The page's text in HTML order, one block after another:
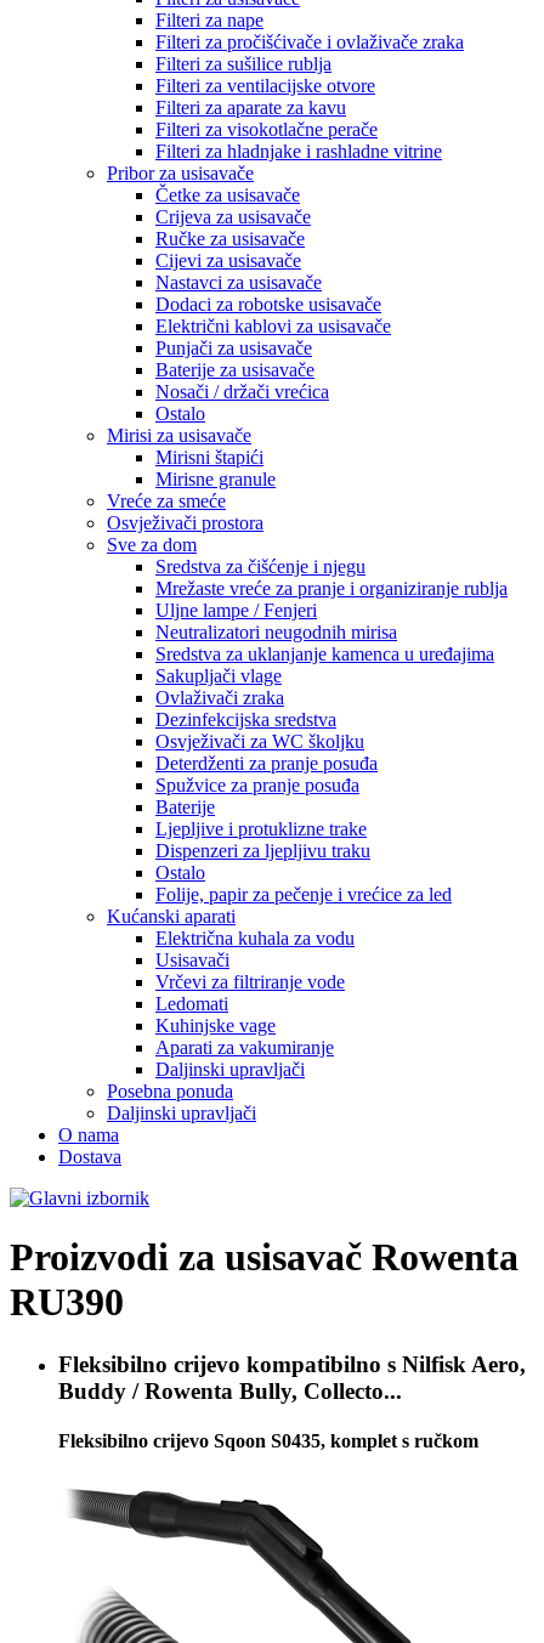
Filteri za nape
Filteri za pročišćivače i ovlaživače zraka
Filteri za sušilice rublja
Filteri za ventilacijske otvore
Filteri za aparate za kavu
Filteri za visokotlačne perače
Filteri za hladnjake i rashladne vitrine
Pribor za usisavače
Četke za usisavače
Crijeva za usisavače
Ručke za usisavače
Cijevi za usisavače
Nastavci za usisavače
Dodaci za robotske usisavače
Električni kablovi za usisavače
Punjači za usisavače
Baterije za usisavače
Nosači / držači vrećica
Ostalo
Mirisi za usisavače
Mirisni štapići
Mirisne granule
Vreće za smeće
Osvježivači prostora
Sve za dom
Sredstva za čišćenje i njegu
Mrežaste vreće za pranje i organiziranje rublja
Uljne lampe / Fenjeri
Neutralizatori neugodnih mirisa
Sredstva za uklanjanje kamenca u uređajima
Sakupljači vlage
Ovlaživači zraka
Dezinfekcijska sredstva
Osvježivači za WC školjku
Deterdženti za pranje posuđa
Spužvice za pranje posuđa
Baterije
Ljepljive i protuklizne trake
Dispenzeri za ljepljivu traku
Ostalo
Folije, papir za pečenje i vrećice za led
Kućanski aparati
Električna kuhala za vodu
Usisavači
Vrčevi za filtriranje vode
Ledomati
Kuhinjske vage
Aparati za vakumiranje
Daljinski upravljači
Posebna ponuda
Daljinski upravljači
O nama
Dostava
Proizvodi za usisavač Rowenta
RU390
Fleksibilno crijevo kompatibilno s Nilfisk Aero,
Buddy / Rowenta Bully, Collecto...
Fleksibilno crijevo Sqoon S0435, komplet s ručkom